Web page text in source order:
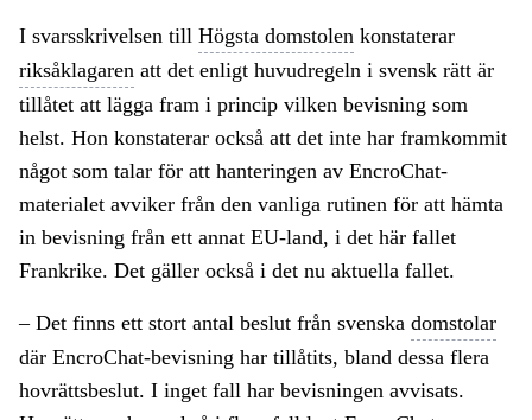
I svarsskrivelsen till Högsta domstolen konstaterar
riksåklagaren att det enligt huvudregeln i svensk rätt är
tillåtet att lägga fram i princip vilken bevisning som
helst. Hon konstaterar också att det inte har framkommit
något som talar för att hanteringen av EncroChat-
materialet avviker från den vanliga rutinen för att hämta
in bevisning från ett annat EU-land, i det här fallet
Frankrike. Det gäller också i det nu aktuella fallet.
– Det finns ett stort antal beslut från svenska domstolar
där EncroChat-bevisning har tillåtits, bland dessa flera
hovrättsbeslut. I inget fall har bevisningen avvisats.